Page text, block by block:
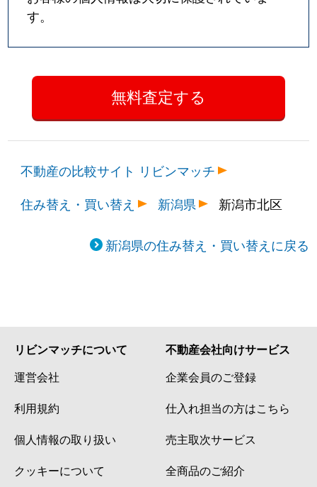
す。
不動産の比較サイト リビンマッチ
住み替え・買い替え
新潟県 新潟市北区
新潟県の住み替え・買い替えに戻る
リビンマッチについて
運営会社
利用規約
個人情報の取り扱い
クッキーについて
不動産会社向けサービス
企業会員のご登録
仕入れ担当の方はこちら
売主取次サービス
全商品のご紹介